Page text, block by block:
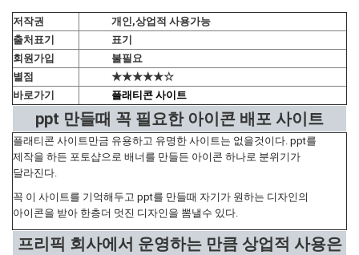
저작권
개인,상업적 사용가능
출처표기
표기
회원가입
불필요
별점
★★★★★☆
바로가기
플래티콘 사이트
ppt 만들때 꼭 필요한 아이콘 배포 사이트
플래티콘 사이트만금 유용하고 유명한 사이트는 없을것이다. ppt를
제작을 하든 포토샵으로 배너를 만들든 아이콘 하나로 분위기가
달라진다.
꼭 이 사이트를 기억해두고 ppt를 만들때 자기가 원하는 디자인의
아이콘을 받아 한층더 멋진 디자인을 뽐낼수 있다.
프리픽 회사에서 운영하는 만큼 상업적 사용은